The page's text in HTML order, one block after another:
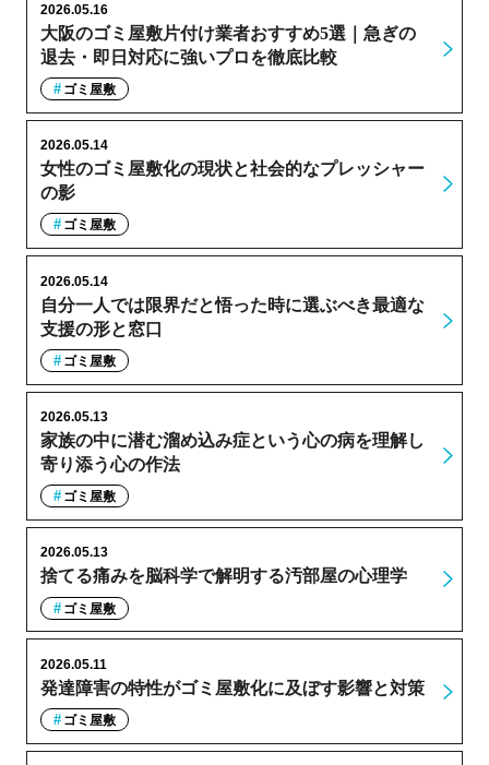
大阪のゴミ屋敷片付け業者おすすめ5選｜急ぎの
退去・即日対応に強いプロを徹底比較
2026.05.16
ゴミ屋敷
女性のゴミ屋敷化の現状と社会的なプレッシャー
の影
2026.05.14
ゴミ屋敷
自分一人では限界だと悟った時に選ぶべき最適な
支援の形と窓口
2026.05.14
ゴミ屋敷
家族の中に潜む溜め込み症という心の病を理解し
寄り添う心の作法
2026.05.13
ゴミ屋敷
捨てる痛みを脳科学で解明する汚部屋の心理学
2026.05.13
ゴミ屋敷
発達障害の特性がゴミ屋敷化に及ぼす影響と対策
2026.05.11
ゴミ屋敷